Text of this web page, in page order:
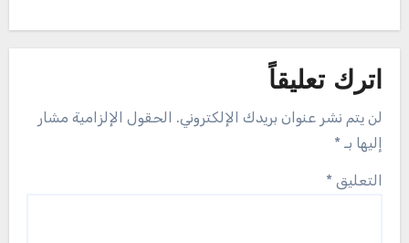
اترك تعليقاً
لن يتم نشر عنوان بريدك الإلكتروني. الحقول الإلزامية مشار
إليها بـ *
التعليق *